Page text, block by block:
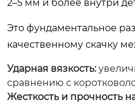
2–5 мм и более внутри
Это фундаментальное
качественному скачку
Ударная вязкость:
сравнению с
Жесткость и прочность